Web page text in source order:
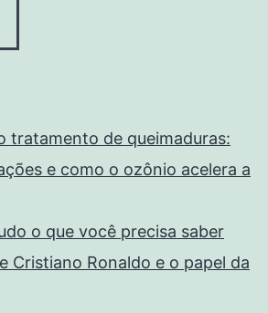
tratamento de queimaduras:
e como o ozônio acelera a
o que você precisa saber
Cristiano Ronaldo e o papel da